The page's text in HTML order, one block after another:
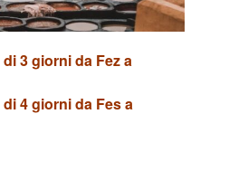
3 giorni da Fez a
4 giorni da Fes a